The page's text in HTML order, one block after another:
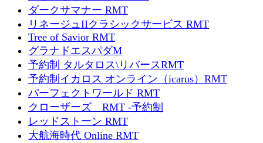
ダークサマナー RMT
リネージュIIクラシックサービス RMT
Tree of Savior RMT
グラナドエスパダM
予約制 タルタロス\リバースRMT
予約制イカロス オンライン（icarus）RMT
パーフェクトワールド RMT
クローザーズ RMT -予約制
レッドストーン RMT
大航海時代 Online RMT